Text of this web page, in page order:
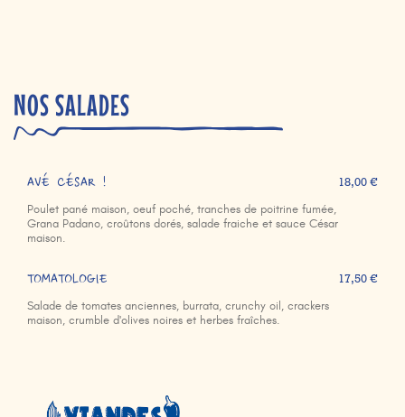
NOS SALADES
AVÉ CÉSAR !
Poulet pané maison, oeuf poché, tranches de poitrine fumée,
Grana Padano, croûtons dorés, salade fraiche et sauce César
maison.
18,00 €
TOMATOLOGIE
Salade de tomates anciennes, burrata, crunchy oil, crackers
maison, crumble d'olives noires et herbes fraîches.
17,50 €